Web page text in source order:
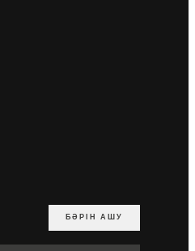
БӘРІН АШУ